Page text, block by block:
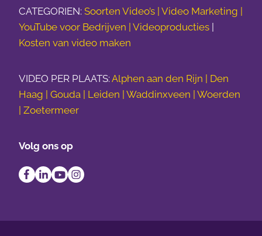
CATEGORIEN: Soorten Video’s | Video Marketing |
YouTube voor Bedrijven | Videoproducties
Kosten van video maken
VIDEO PER PLAATS: Alphen aan den Rijn | Den
Haag | Gouda | Leiden | Waddinxveen | Woerden
| Zoetermeer
Volg ons op